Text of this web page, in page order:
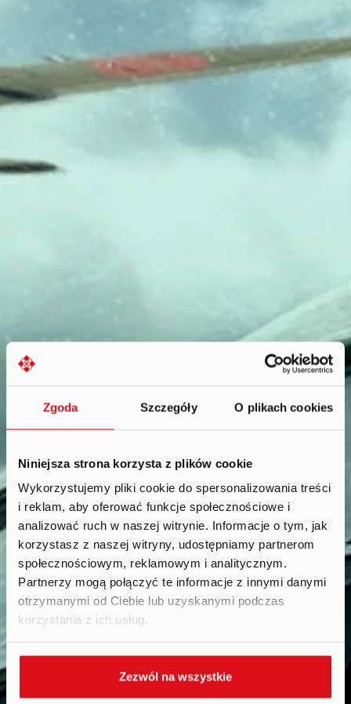
Zgoda Szczegóły O plikach cookies
Niniejsza strona korzysta z plików cookie
Wykorzystujemy pliki cookie do spersonalizowania treści
i reklam, aby oferować funkcje społecznościowe i
analizować ruch w naszej witrynie. Informacje o tym, jak
korzystasz z naszej witryny, udostępniamy partnerom
społecznościowym, reklamowym i analitycznym.
Partnerzy mogą połączyć te informacje z innymi danymi
otrzymanymi od Ciebie lub uzyskanymi podczas
korzystania z ich usług.
Zezwól na wszystkie
Career.